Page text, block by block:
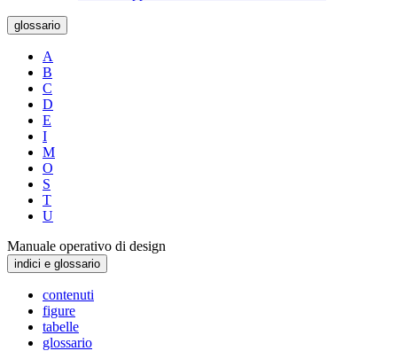
glossario
A
B
C
D
E
I
M
O
S
T
U
Manuale operativo di design
indici e glossario
contenuti
figure
tabelle
glossario